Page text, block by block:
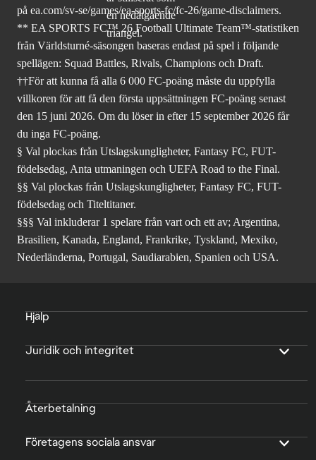
på ea.com/sv-se/games/ea-sports-fc/fc-26/game-disclaimers.
** EA SPORTS FC™ 26 Football Ultimate Team™-statistiken
från Världsturné-säsongen baseras endast på spel i följande
spellägen: Squad Battles, Rivals, Champions och Draft.
††För att kunna få alla 6 000 FC-poäng måste du uppfylla
villkoren för att få den första uppsättningen FC-poäng senast
den 15 juni 2026. Om du löser in efter 15 september 2026 får
du inga FC-poäng.
§ Val plockas från Utslagskungligheter, Fantasy FC, FUT-
födelsedag, Anta utmaningen och UEFA Road to the Final.
§§ Val plockas från Utslagskungligheter, Fantasy FC, FUT-
födelsedag och Titeltitaner.
§§§ Val inkluderar 1 spelare från vart och ett av; Argentina,
Brasilien, Kanada, England, Frankrike, Tyskland, Mexiko,
Nederländerna, Portugal, Saudiarabien, Spanien och USA.
Hjälp
Juridik och integritet
Återbetalning
Företagens sociala ansvar